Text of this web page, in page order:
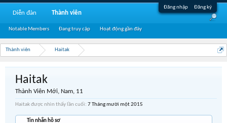
Đăng nhập Đăng ký
Thành viên Haitak
Haitak
Thành Viên Mới, Nam, 11
Haitak được nhìn thấy lần cuối: 7 Tháng mười một 2015
Tin nhắn hồ sơ
Diễn đàn Thành viên
Notable Members Đang truy cập Hoạt động gần đây